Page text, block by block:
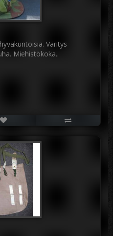
Väritys
Miehistökoka..